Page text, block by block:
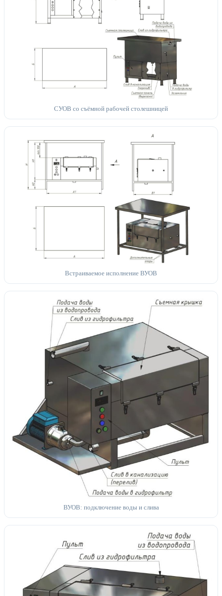
СУОВ со съёмной рабочей столешницей
Встраиваемое исполнение ВУОВ
ВУОВ: подключение воды и слива